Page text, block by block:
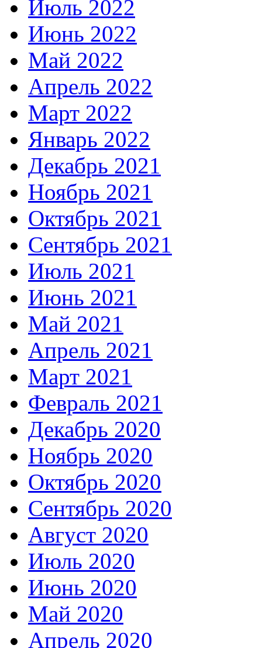
Июль 2022
Июнь 2022
Май 2022
Апрель 2022
Март 2022
Январь 2022
Декабрь 2021
Ноябрь 2021
Октябрь 2021
Сентябрь 2021
Июль 2021
Июнь 2021
Май 2021
Апрель 2021
Март 2021
Февраль 2021
Декабрь 2020
Ноябрь 2020
Октябрь 2020
Сентябрь 2020
Август 2020
Июль 2020
Июнь 2020
Май 2020
Апрель 2020